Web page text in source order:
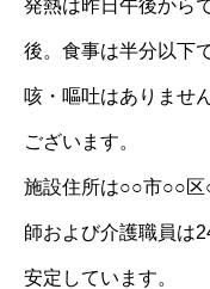
発熱は昨日午後から
後。食事は半分以下
咳・嘔吐はありませ
ございます。
施設住所は○○市○○
師および介護職員は
安定しています。